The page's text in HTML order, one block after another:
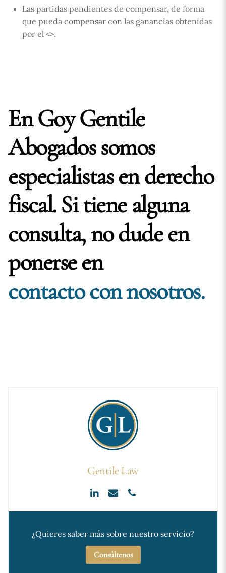
Las partidas pendientes de compensar, de forma
que pueda compensar con las ganancias obtenidas
por el <>.
En Goy Gentile
Abogados somos
especialistas en derecho
fiscal. Si tiene alguna
consulta, no dude en
ponerse en
contacto con nosotros.
Gentile Law
¿Quieres saber más sobre nuestro servicio?
Consúltenos